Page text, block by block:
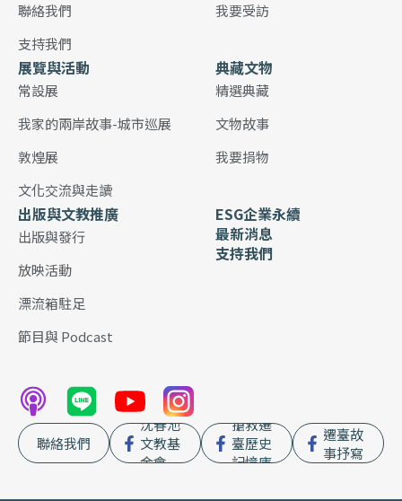
聯絡我們
支持我們
我要受訪
展覽與活動
常設展
我家的兩岸故事-城市巡展
敦煌展
文化交流與走讀
典藏文物
精選典藏
文物故事
我要捐物
出版與文教推廣
出版與發行
放映活動
漂流箱駐足
節目與 Podcast
ESG企業永續
最新消息
支持我們
聯絡我們
沈春池
文教基
金會
搶救遷
臺歷史
記憶庫
遷臺故
事抒寫